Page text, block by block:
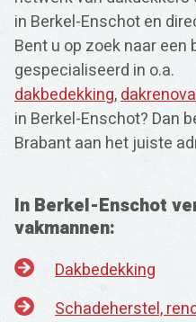
in Berkel-Enschot en
Bent u op zoek naar een
gespecialiseerd in o.a.
dakbedekking,
in Berkel-Enschot? Dan
Brabant aan het juiste
In Berkel-Enschot
vakmannen:
Dakbedekking
Schadeherstel,